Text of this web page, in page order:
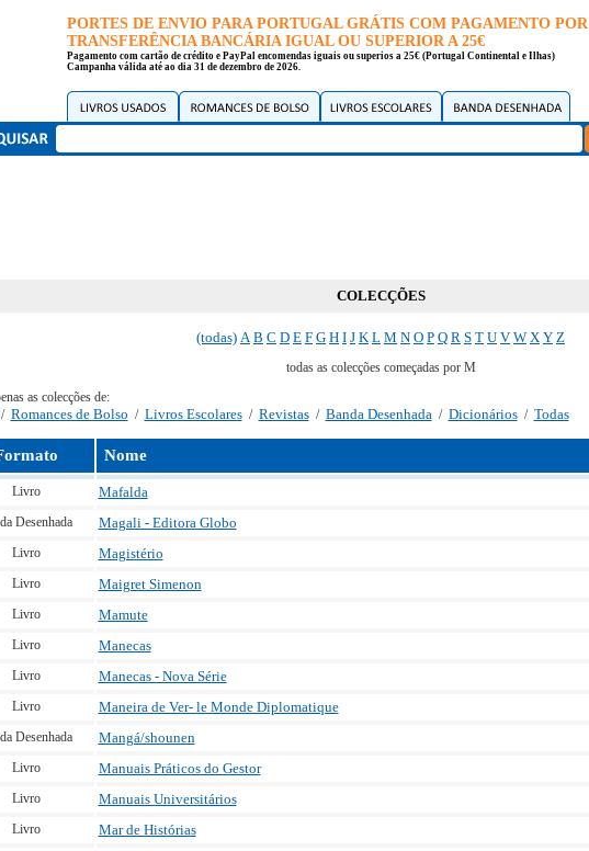
PORTES DE ENVIO PARA PORTUGAL GRÁTIS COM PAGAMENTO POR
TRANSFERÊNCIA BANCÁRIA IGUAL OU SUPERIOR A 25€
Pagamento com cartão de crédito e PayPal encomendas iguais ou superios a 25€ (Portugal Continental e Ilhas)
Campanha válida até ao dia 31 de dezembro de 2026.
COLECÇÕES
(todas) A B C D E F G H I J K L M N O P Q R S T U V W X Y Z
todas as colecções começadas por M
as colecções de:
Romances de Bolso / Livros Escolares/ Revistas/ Banda Desenhada/ Dicionários/ Todas
Nome
Livro Mafalda
Desenhada Magali - Editora Globo
Livro Magistério
Livro Maigret Simenon
Livro Mamute
Livro Manecas
Livro Manecas - Nova Série
Livro Maneira de Ver- le Monde Diplomatique
Desenhada Mangá/shounen
Livro Manuais Práticos do Gestor
Livro Manuais Universitários
Livro Mar de Histórias